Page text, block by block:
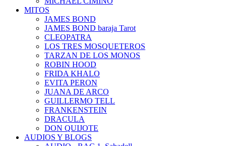
MITOS
JAMES BOND
JAMES BOND baraja Tarot
CLEOPATRA
LOS TRES MOSQUETEROS
TARZAN DE LOS MONOS
ROBIN HOOD
FRIDA KHALO
EVITA PERON
JUANA DE ARCO
GUILLERMO TELL
FRANKENSTEIN
DRACULA
DON QUIJOTE
AUDIOS Y BLOGS